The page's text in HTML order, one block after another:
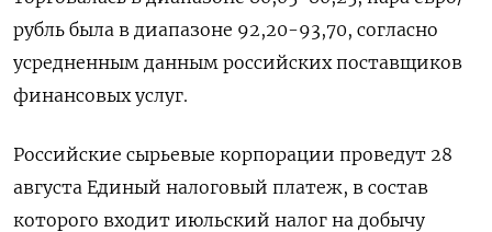
рубль была в диапазоне 92,20-93,70, согласно
усредненным данным российских поставщиков
финансовых услуг.
Российские сырьевые корпорации проведут 28
августа Единый налоговый платеж, в состав
которого входит июльский налог на добычу